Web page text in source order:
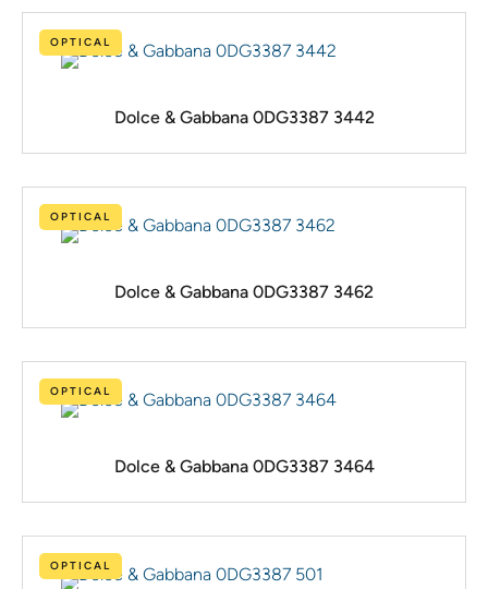
OPTICAL
Dolce & Gabbana 0DG3387 3442
OPTICAL
Dolce & Gabbana 0DG3387 3462
OPTICAL
Dolce & Gabbana 0DG3387 3464
OPTICAL